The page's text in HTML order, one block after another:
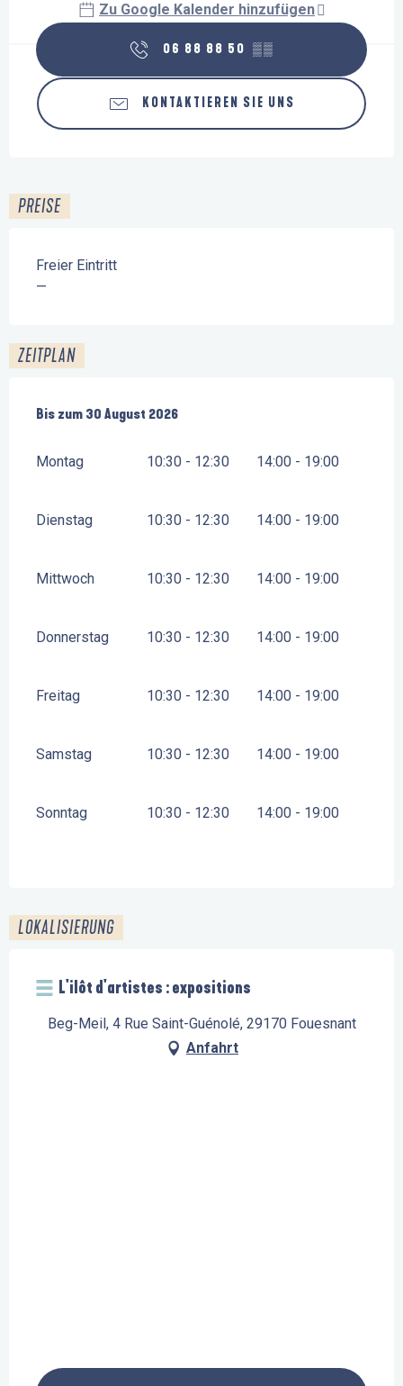
Zu Google Kalender hinzufügen
06 88 88 50 ▒▒
KONTAKTIEREN SIE UNS
PREISE
Freier Eintritt
—
ZEITPLAN
vom27 April 2026bis zum
Bis zum 30 August 2026
Montag 10:30 - 12:30 14:00 - 19:00
Dienstag 10:30 - 12:30 14:00 - 19:00
Mittwoch 10:30 - 12:30 14:00 - 19:00
Donnerstag 10:30 - 12:30 14:00 - 19:00
Freitag 10:30 - 12:30 14:00 - 19:00
Samstag 10:30 - 12:30 14:00 - 19:00
Sonntag 10:30 - 12:30 14:00 - 19:00
LOKALISIERUNG
L'ilôt d'artistes : expositions
Beg-Meil, 4 Rue Saint-Guénolé, 29170 Fouesnant
Anfahrt